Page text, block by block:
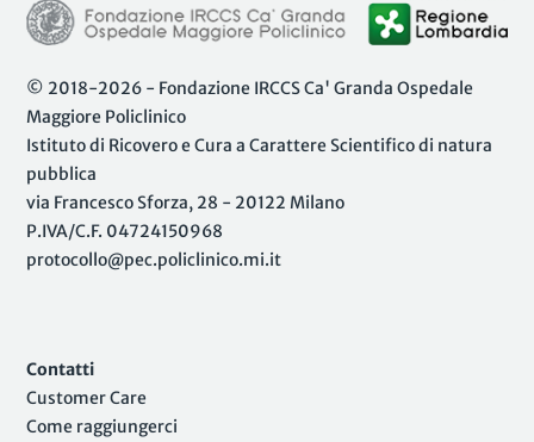
© 2018-2026 - Fondazione IRCCS Ca' Granda Ospedale
Maggiore Policlinico
Istituto di Ricovero e Cura a Carattere Scientifico di natura
pubblica
via Francesco Sforza, 28 - 20122 Milano
P.IVA/C.F. 04724150968
protocollo@pec.policlinico.mi.it
Contatti
Customer Care
Come raggiungerci